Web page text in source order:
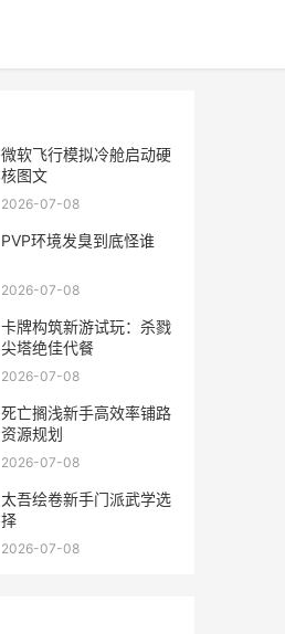
微软飞行模拟冷舱启动硬
核图文
2026-07-08
PVP环境发臭到底怪谁
2026-07-08
卡牌构筑新游试玩：杀戮
尖塔绝佳代餐
2026-07-08
死亡搁浅新手高效率铺路
资源规划
2026-07-08
太吾绘卷新手门派武学选
择
2026-07-08